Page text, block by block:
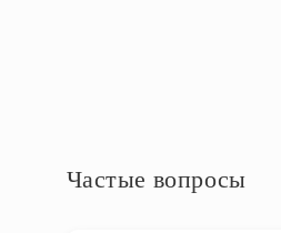
Частые вопросы